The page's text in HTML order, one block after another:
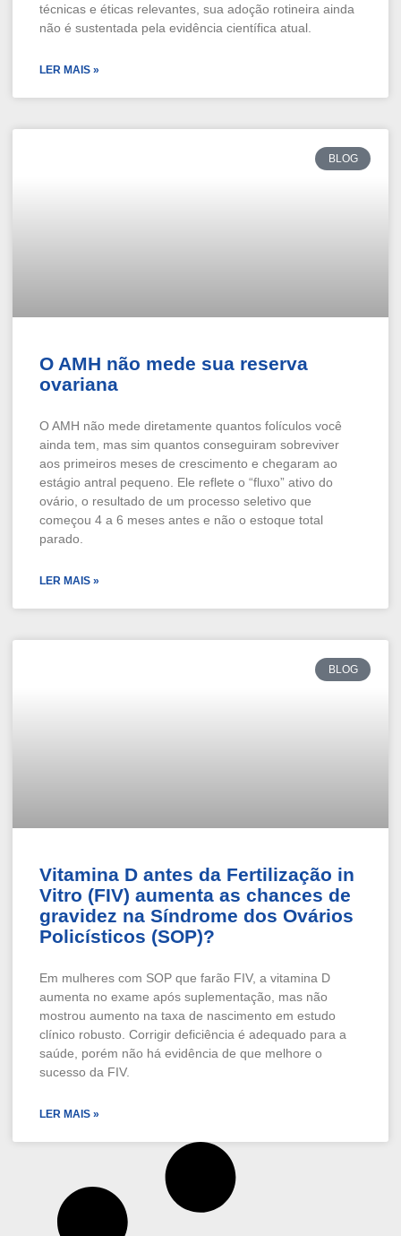
técnicas e éticas relevantes, sua adoção rotineira ainda
não é sustentada pela evidência científica atual.
LER MAIS »
BLOG
O AMH não mede sua reserva
ovariana
O AMH não mede diretamente quantos folículos você
ainda tem, mas sim quantos conseguiram sobreviver
aos primeiros meses de crescimento e chegaram ao
estágio antral pequeno. Ele reflete o “fluxo” ativo do
ovário, o resultado de um processo seletivo que
começou 4 a 6 meses antes e não o estoque total
parado.
LER MAIS »
BLOG
Vitamina D antes da Fertilização in
Vitro (FIV) aumenta as chances de
gravidez na Síndrome dos Ovários
Policísticos (SOP)?
Em mulheres com SOP que farão FIV, a vitamina D
aumenta no exame após suplementação, mas não
mostrou aumento na taxa de nascimento em estudo
clínico robusto. Corrigir deficiência é adequado para a
saúde, porém não há evidência de que melhore o
sucesso da FIV.
LER MAIS »